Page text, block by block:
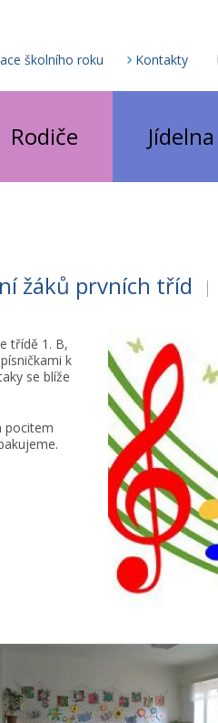
školního roku Kontakty
Rodiče Jídelna
žáků prvních tříd
třídě 1. B,
k
se blíže
pocitem